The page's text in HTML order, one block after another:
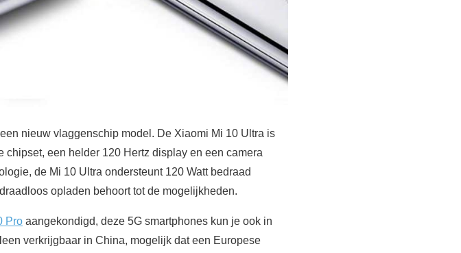
nieuw vlaggenschip model. De Xiaomi Mi 10 Ultra is
een helder 120 Hertz display en een camera
de Mi 10 Ultra ondersteunt 120 Watt bedraad
opladen behoort tot de mogelijkheden.
Pro aangekondigd, deze 5G smartphones kun je ook in
verkrijgbaar in China, mogelijk dat een Europese